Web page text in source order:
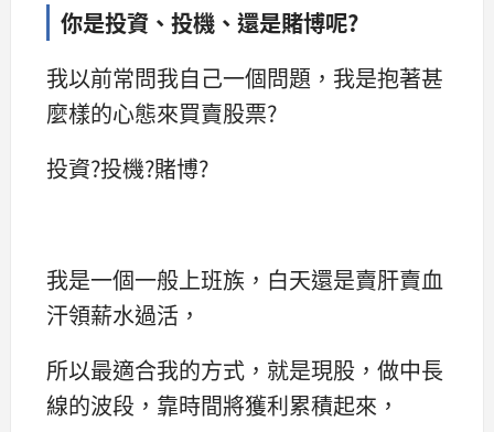
你是投資、投機、還是賭博呢?
我以前常問我自己一個問題，我是抱著甚
麼樣的心態來買賣股票?
投資?投機?賭博?
我是一個一般上班族，白天還是賣肝賣血
汗領薪水過活，
所以最適合我的方式，就是現股，做中長
線的波段，靠時間將獲利累積起來，